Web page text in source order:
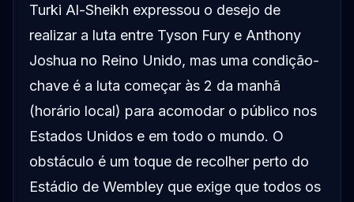
Turki Al-Sheikh expressou o desejo de
realizar a luta entre Tyson Fury e Anthony
Joshua no Reino Unido, mas uma condição-
chave é a luta começar às 2 da manhã
(horário local) para acomodar o público nos
Estados Unidos e em todo o mundo. O
obstáculo é um toque de recolher perto do
Estádio de Wembley que exige que todos os